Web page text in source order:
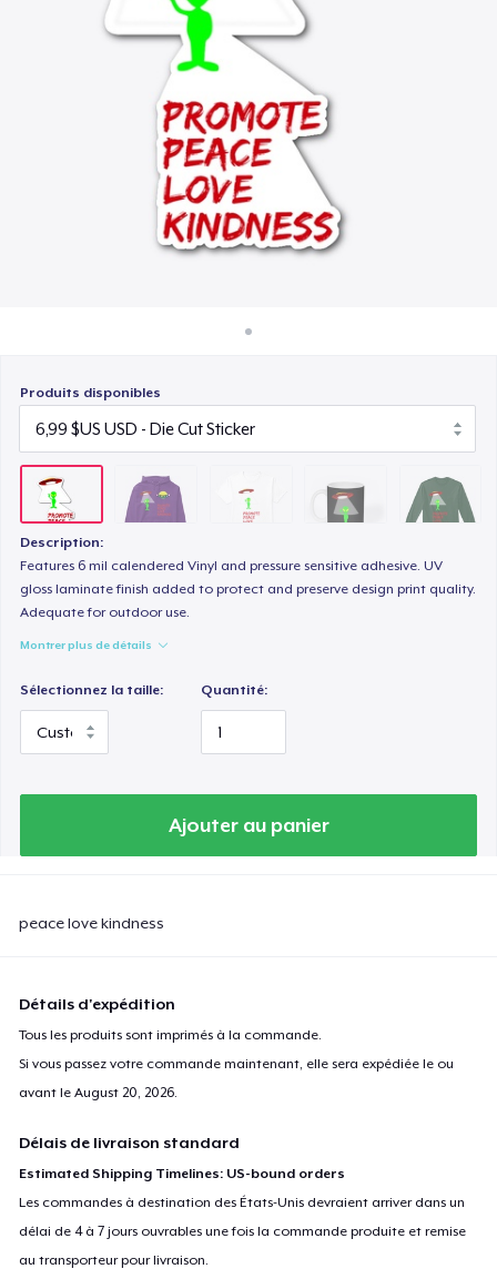
Vendez partout
Vendre n'importe quoi
Produits disponibles
Description:
Features 6 mil calendered Vinyl and pressure sensitive adhesive. UV
gloss laminate finish added to protect and preserve design print quality.
Adequate for outdoor use.
Montrer plus de détails
Sélectionnez la taille: Quantité:
Ajouter au panier
peace love kindness
Détails d'expédition
Tous les produits sont imprimés à la commande.
Si vous passez votre commande maintenant, elle sera expédiée le ou
avant leAugust 20, 2026.
Délais de livraison standard
Estimated Shipping Timelines: US-bound orders
Les commandes à destination des États-Unis devraient arriver dans un
délai de 4 à 7 jours ouvrables une fois la commande produite et remise
au transporteur pour livraison.
14,99 $US
Classic Long Sleeve Tee
29,99 $US